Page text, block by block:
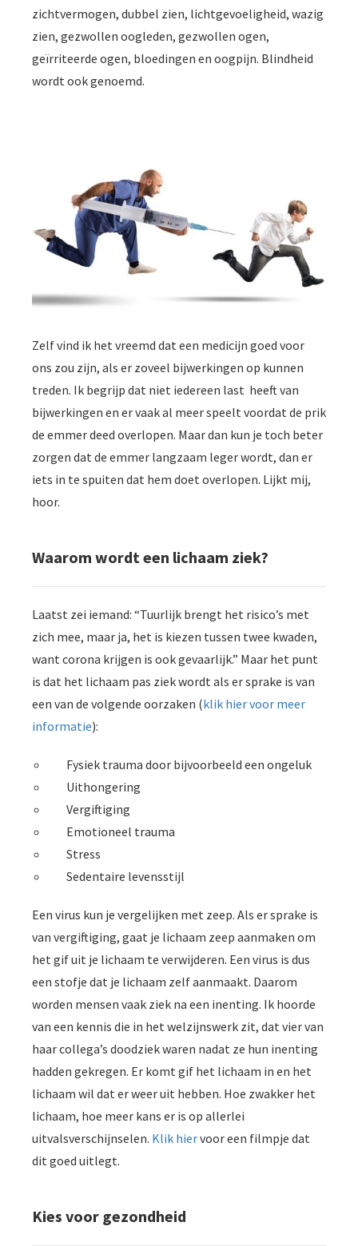
zichtvermogen, dubbel zien, lichtgevoeligheid, wazig
zien, gezwollen oogleden, gezwollen ogen,
geïrriteerde ogen, bloedingen en oogpijn. Blindheid
wordt ook genoemd.
Zelf vind ik het vreemd dat een medicijn goed voor
ons zou zijn, als er zoveel bijwerkingen op kunnen
treden. Ik begrijp dat niet iedereen last heeft van
bijwerkingen en er vaak al meer speelt voordat de prik
de emmer deed overlopen. Maar dan kun je toch beter
zorgen dat de emmer langzaam leger wordt, dan er
iets in te spuiten dat hem doet overlopen. Lijkt mij,
hoor.
Waarom wordt een lichaam ziek?
Laatst zei iemand: “Tuurlijk brengt het risico’s met
zich mee, maar ja, het is kiezen tussen twee kwaden,
want corona krijgen is ook gevaarlijk.” Maar het punt
is dat het lichaam pas ziek wordt als er sprake is van
een van de volgende oorzaken (klik hier voor meer
informatie):
Fysiek trauma door bijvoorbeeld een ongeluk
Uithongering
Vergiftiging
Emotioneel trauma
Stress
Sedentaire levensstijl
Een virus kun je vergelijken met zeep. Als er sprake is
van vergiftiging, gaat je lichaam zeep aanmaken om
het gif uit je lichaam te verwijderen. Een virus is dus
een stofje dat je lichaam zelf aanmaakt. Daarom
worden mensen vaak ziek na een inenting. Ik hoorde
van een kennis die in het welzijnswerk zit, dat vier van
haar collega’s doodziek waren nadat ze hun inenting
hadden gekregen. Er komt gif het lichaam in en het
lichaam wil dat er weer uit hebben. Hoe zwakker het
lichaam, hoe meer kans er is op allerlei
uitvalsverschijnselen. Klik hiervoor een filmpje dat
dit goed uitlegt.
Kies voor gezondheid